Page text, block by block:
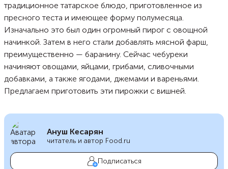
традиционное татарское блюдо, приготовленное из
пресного теста и имеющее форму полумесяца.
Изначально это был один огромный пирог с овощной
начинкой. Затем в него стали добавлять мясной фарш,
преимущественно — баранину. Сейчас чебуреки
начиняют овощами, яйцами, грибами, сливочными
добавками, а также ягодами, джемами и вареньями.
Предлагаем приготовить эти пирожки с вишней.
Ануш Кесарян
читатель и автор Food.ru
Подписаться